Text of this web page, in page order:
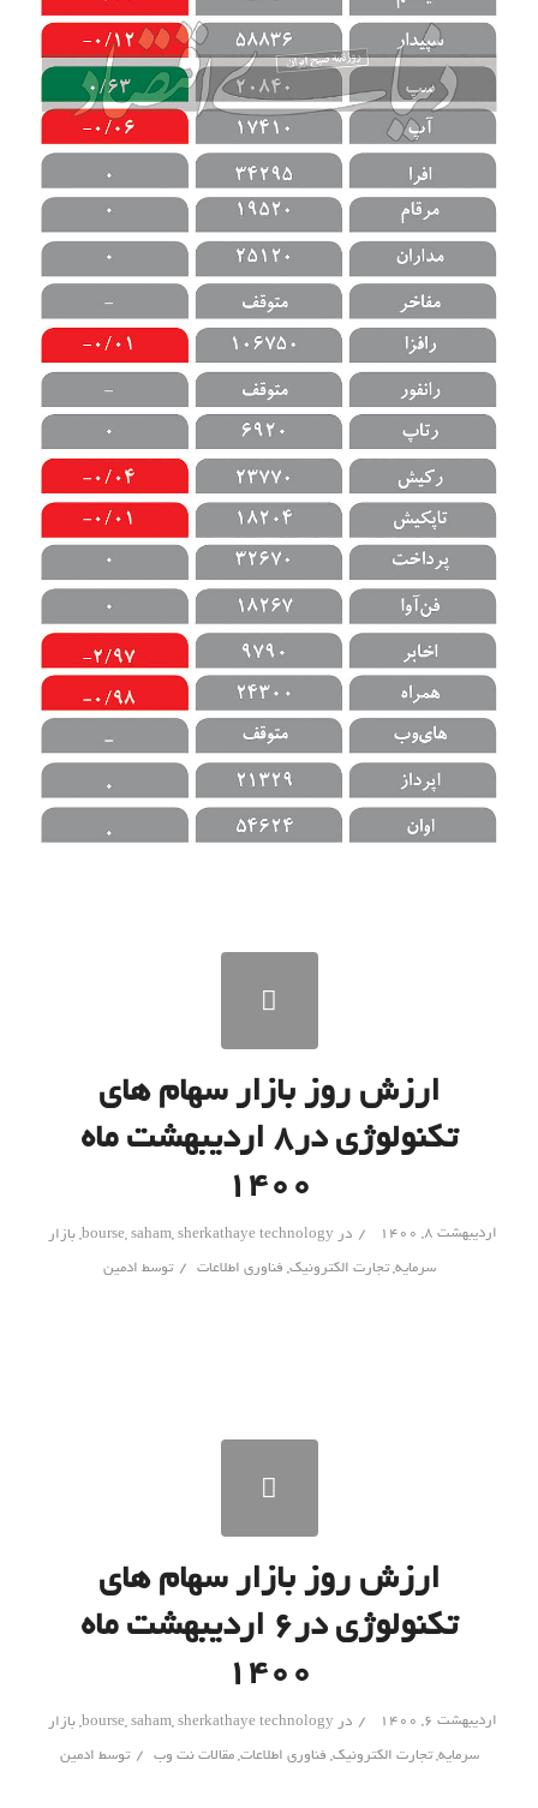
ارزش روز بازار سهام های
تکنولوژی در۸ اردیبهشت ماه
۱۴۰۰
اردیبهشت ۸, ۱۴۰۰ / در bourse,saham,sherkathaye technology
,بازار
سرمایه,تجارت الکترونیک, فناوری اطلاعات / توسط ادمین
ارزش روز بازار سهام های
تکنولوژی در۶ اردیبهشت ماه
۱۴۰۰
اردیبهشت ۶, ۱۴۰۰ / در bourse,saham,sherkathaye technology
,بازار
سرمایه,تجارت الکترونیک, فناوری اطلاعات,مقالات نت وب / توسط ادمین